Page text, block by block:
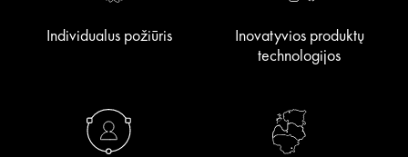
Individualus požiūris
Inovatyvios produktų
technologijos